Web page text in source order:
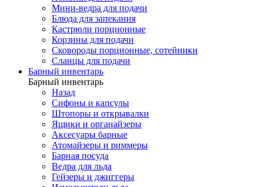
Мини-ведра для подачи
Блюда для запекания
Кастрюли порционные
Корзины для подачи
Сковороды порционные, сотейники
Сланцы для подачи
Барный инвентарь
Барный инвентарь
Назад
Сифоны и капсулы
Штопоры и открывалки
Ящики и органайзеры
Аксесуары барные
Атомайзеры и риммеры
Барная посуда
Ведра для льда
Гейзеры и джиггеры